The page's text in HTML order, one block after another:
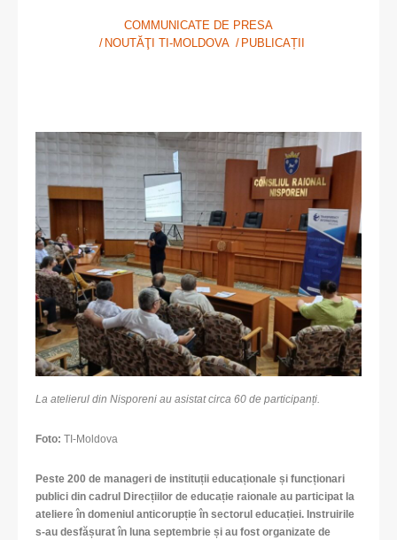
COMMUNICATE DE PRESA
NOUTĂŢI TI-MOLDOVA
PUBLICAȚII
La atelierul din Nisporeni au asistat circa 60 de participanți.
Foto: TI-Moldova
Peste 200 de manageri de instituții educaționale și funcționari
publici din cadrul Direcțiilor de educație raionale au participat la
ateliere în domeniul anticorupție în sectorul educației. Instruirile
s-au desfășurat în luna septembrie și au fost organizate de